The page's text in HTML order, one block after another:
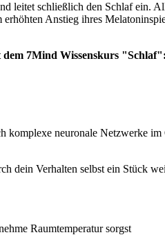
leitet schließlich den Schlaf ein.
Anstieg ihres
7Mind Wissenskurs "Schlaf":
neuronale Netzwerke
dein Verhalten selbst ein Stück
Raumtemperatur sorgst